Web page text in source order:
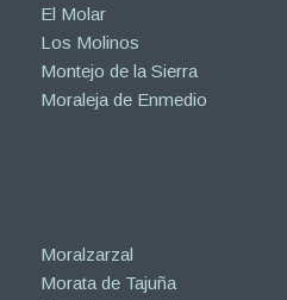
El Molar
Los Molinos
Montejo de la Sierra
Moraleja de Enmedio
Moralzarzal
Morata de Tajuña